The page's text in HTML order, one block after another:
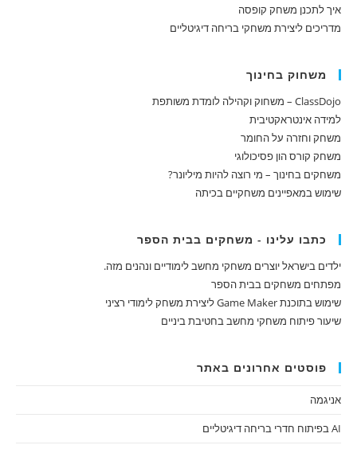
איך לתכנן משחק קופסה
מדריכים ליצירת משחקי בריחה דיגיטליים
משחוק בחינוך
ClassDojo – משחוק וקהילה לומדת משותפת
למידה אינטראקטיבית
משחק וחזרה על החומר
משחק קורס הון פסיכולוגי
משחקים בחינוך – מי רוצה להיות מיליונר?
שימוש במאפיינים משחקיים בכיתה
כתבו עלינו - משחקים בבית הספר
ילדים בישראל יוצרים משחקי מחשב לימודיים ונהנים מזה.
מפתחים משחקים בבית הספר
שימוש בתוכנת Game Maker ליצירת משחק לימודי רציני
שיעור פיתוח משחקי מחשב בחטיבת ביניים
פוסטים אחרונים באתר
אניגמה
AI בפיתוח חדרי בריחה דיגיטליים